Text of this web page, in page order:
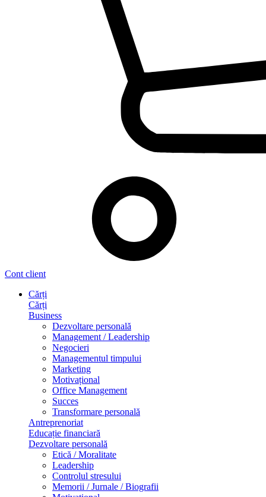
Cont client
Cărți
Cărți
Business
Dezvoltare personală
Management / Leadership
Negocieri
Managementul timpului
Marketing
Motivațional
Office Management
Succes
Transformare personală
Antreprenoriat
Educație financiară
Dezvoltare personală
Etică / Moralitate
Leadership
Controlul stresului
Memorii / Jurnale / Biografii